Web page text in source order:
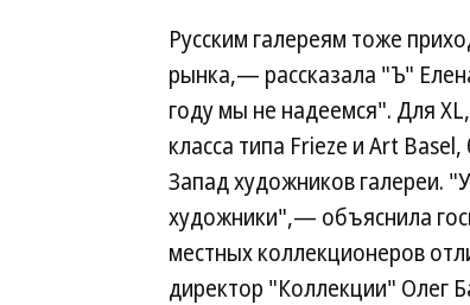
Русским галереям тоже
рынка,— рассказала "Ъ"
году мы не надеемся". Для
класса типа Frieze и Art
Запад художников галереи.
художники",— объяснила
местных коллекционеров
директор "Коллекции" Олег